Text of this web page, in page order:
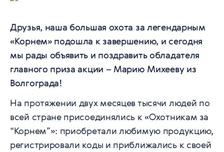
Друзья, наша большая охота за легендарным
«Корнем» подошла к завершению, и сегодня
мы рады объявить и поздравить обладателя
главного приза акции – Марию Михееву из
Волгограда!
На протяжении двух месяцев тысячи людей по
всей стране присоединялись к «Охотникам за
“Корнем”»: приобретали любимую продукцию,
регистрировали коды и приближались к своей